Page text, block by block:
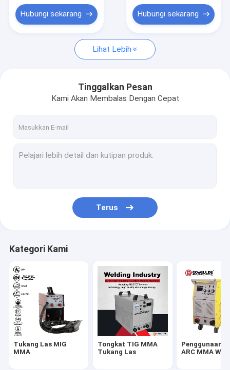
Hubungi kami
Permintaan Penawaran
Tongkat TIG MMA Tukang Las
Penggunaan Industri ARC MMA Welder
Tukang Las ARC Mini
Suku Cadang Obor
Helm Pengelasan Self Darkening
Tukang las laser serat
mesin pemotong cnc
Hubungi sekarang Hubungi sekarang
Lihat Lebih
Tinggalkan Pesan
Kami Akan Membalas Dengan Cepat
Terus
Kategori Kami
Tukang Las MIG
MMA
Tongkat TIG MMA
Tukang Las
Penggunaan
ARC MMA